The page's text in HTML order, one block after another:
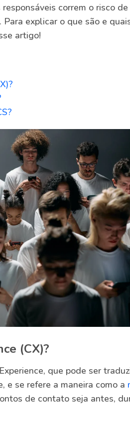
correm o risco
explicar o que são e
artigo!
(CX)?
que pode ser
e se refere a maneira como a
de contato seja antes,